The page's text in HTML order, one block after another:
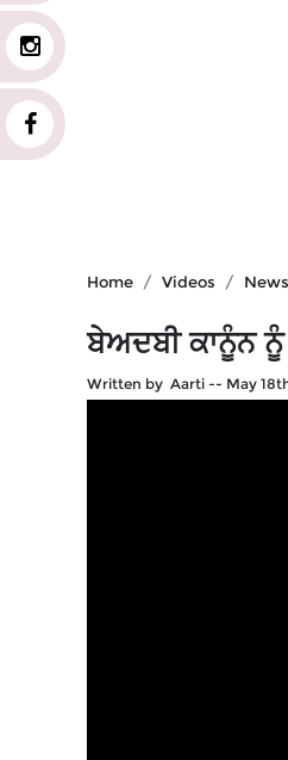
Home Videos
ਬੇਅਦਬੀ ਕਾਨੂੰਨ ਨੂੰ
Written by Aarti -- May